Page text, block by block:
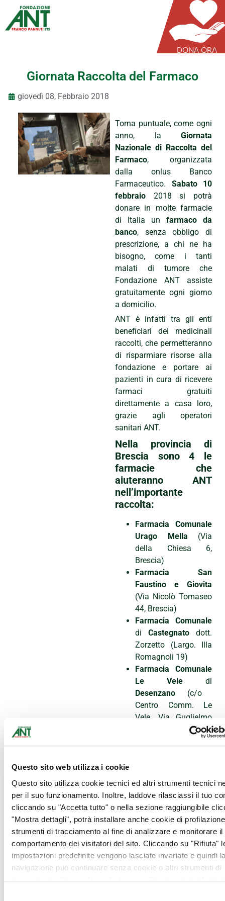
Questo sito web utilizza i cookie
Questo sito utilizza cookie tecnici ed altri strumenti tecnici
per il suo funzionamento. Inoltre, laddove rilasciassi il tuo
cliccando su "Accetta tutto" o nella sezione raggiungibile
"Mostra dettagli", potrà installare anche cookie di
strumenti di tracciamento al fine di analizzare e monitorare il
comportamento dei visitatori del sito. Cliccando su "Rifiuta"
impostazioni predefinite vengono lasciate invariate e quindi
navigazione può continuare senza cookie o altri strumenti di
DONA ORA
Giornata Raccolta del Farmaco
giovedì 08, Febbraio 2018
Torna puntuale, come ogni
anno, la Giornata
Nazionale di Raccolta del
Farmaco, organizzata
dalla onlus Banco
Farmaceutico. Sabato 10
febbraio 2018 si potrà
donare in molte farmacie
di Italia unfarmaco da
banco, senza obbligo di
prescrizione, a chi ne ha
bisogno, come i tanti
malati di tumore che
Fondazione ANT assiste
gratuitamente ogni giorno
a domicilio.
ANT è infatti tra gli enti
beneficiari dei medicinali
raccolti, che permetteranno
di risparmiare risorse alla
fondazione e portare ai
pazienti in cura di ricevere
farmaci gratuiti
direttamente a casa loro,
grazie agli operatori
sanitari ANT.
Nella provincia di
Brescia sono 4 le
farmacie che
aiuteranno ANT
nell’importante
raccolta:
Farmacia Comunale
Urago Mella (Via
della Chiesa 6,
Brescia)
Farmacia San
Faustino e Giovita
(Via Nicolò Tomaseo
44, Brescia)
Farmacia Comunale
diCastegnato dott.
Zorzetto (Largo. Illa
Romagnoli 19)
Farmacia Comunale
Le Vele di
Desenzano (c/o
Centro Comm. Le
Vele, Via Guglielmo
raccolto oltre
di circa
L’ultima edizione, che ha
avuto luogo l’11 febbraio
14.000